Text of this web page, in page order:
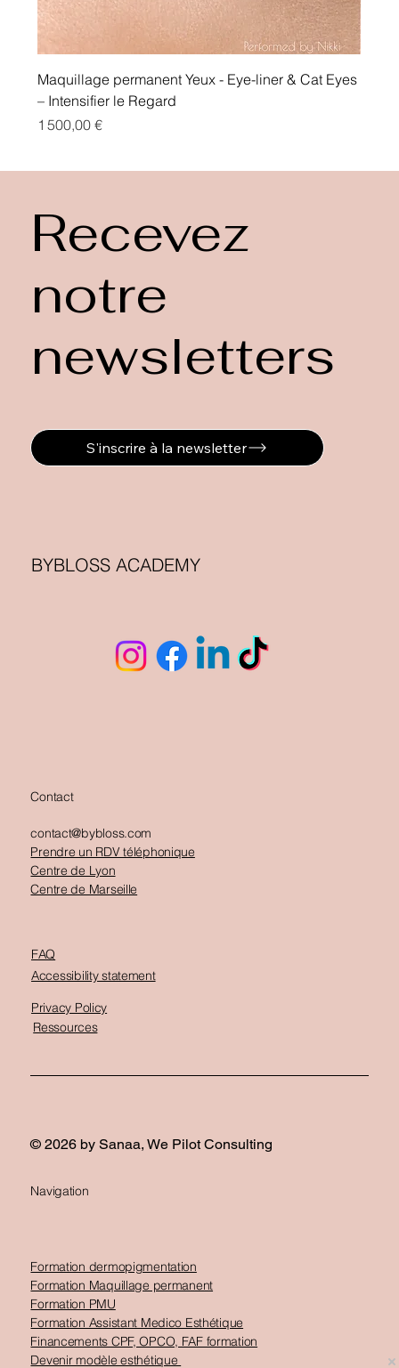
Maquillage permanent Yeux - Eye-liner & Cat Eyes
– Intensifier le Regard
Prix
1 500,00 €
FAQ
Ressources
Accessibility statement
Privacy Policy
Recevez
notre
newsletters
S'inscrire à la newsletter
Navigation
Formation dermopigmentation
Formation Maquillage permanent
Formation PMU
Formation Assistant Medico Esthétique
Financements CPF, OPCO, FAF formation
Devenir modèle esthétique
Contact
contact@bybloss.com
Prendre un RDV téléphonique
Centre de Lyon
Centre de Marseille
BYBLOSS ACADEMY
© 2026 by Sanaa, We Pilot Consulting